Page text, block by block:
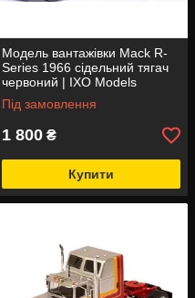
Модель вантажівки Mack R-
Series 1966 сідельний тягач
червоний | IXO Models
Під замовлення
1 800 ₴
Купити